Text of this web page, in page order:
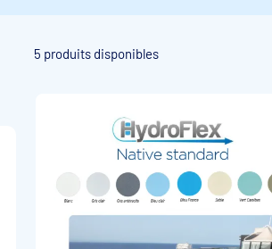
5 produits disponibles